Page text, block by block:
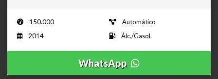
150.000
Automático
2014
Álc./Gasol.
WhatsApp